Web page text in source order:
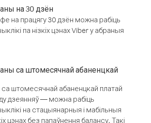
на 30 дзён
на працягу 30 дзён можна рабіць
па нізкіх цэнах Viber у абраныя
са штомесячнай абаненцкай
штомесячнай абаненцкай платай
дзеянняў — можна рабіць
на стацыянарныя і мабільныя
цэнах без папаўнення балансу. Такі